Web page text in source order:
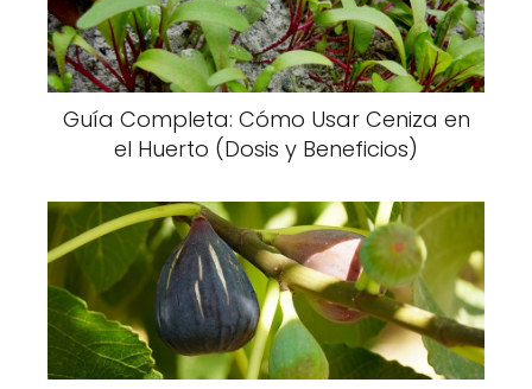
Guía Completa: Cómo Usar Ceniza en
el Huerto (Dosis y Beneficios)